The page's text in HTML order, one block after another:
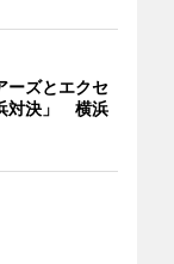
ーズとエクセ
対決」 横浜